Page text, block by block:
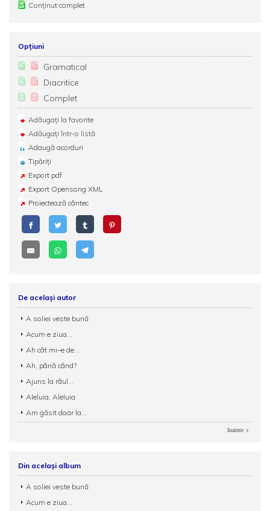
Conținut complet
Opțiuni
Gramatical
Diacritice
Complet
Adăugați la favorite
Adăugați într-o listă
Adaugă acorduri
Tipăriți
Export pdf
Export Opensong XML
Proiectează cântec
De același autor
A soliei veste bună
Acum e ziua...
Ah cât mi–e de...
Ah, până când?
Ajuns la râul...
Aleluia, Aleluia
Am găsit doar la...
Inainte
Din același album
A soliei veste bună
Acum e ziua...